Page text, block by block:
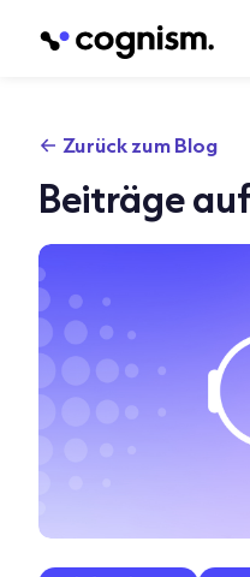
Zurück zum Blog
Beiträge